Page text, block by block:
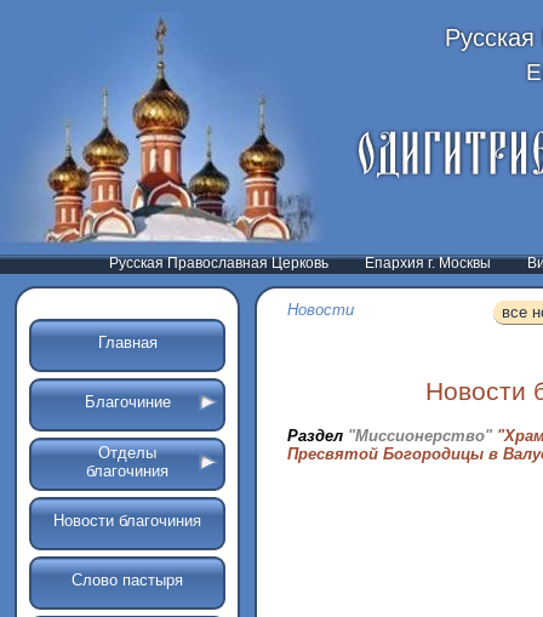
Русская Православная Церковь Епархия г. Москвы
Главная
Благочиние
Отделы
благочиния
Новости благочиния
Слово пастыря
Новости все
Новости
Раздел "Миссионерство"
Пресвятой Богородицы в